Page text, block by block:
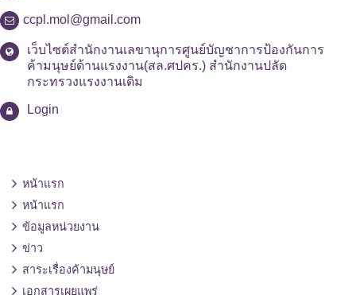
ccpl.mol@gmail.com
เว็บไซต์สำนักงานเลขานุการศูนย์บัญชาการป้องกันการ
ค้ามนุษย์ด้านแรงงาน(สล.ศปคร.) สำนักงานปลัด
กระทรวงแรงงานเดิม
Login
หน้าแรก
หน้าแรก
ข้อมูลหน่วยงาน
ข่าว
สาระเรื่องค้ามนุษย์
เอกสารเผยแพร่